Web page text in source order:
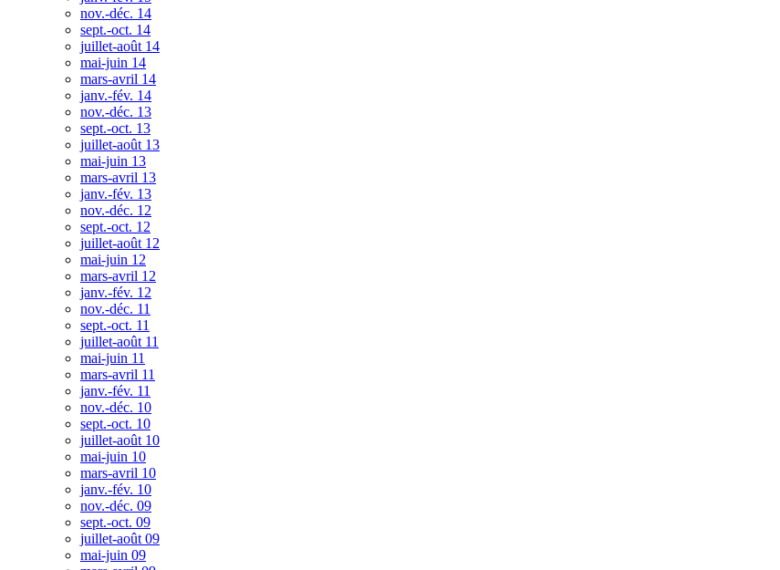
nov.-déc. 14
sept.-oct. 14
juillet-août 14
mai-juin 14
mars-avril 14
janv.-fév. 14
nov.-déc. 13
sept.-oct. 13
juillet-août 13
mai-juin 13
mars-avril 13
janv.-fév. 13
nov.-déc. 12
sept.-oct. 12
juillet-août 12
mai-juin 12
mars-avril 12
janv.-fév. 12
nov.-déc. 11
sept.-oct. 11
juillet-août 11
mai-juin 11
mars-avril 11
janv.-fév. 11
nov.-déc. 10
sept.-oct. 10
juillet-août 10
mai-juin 10
mars-avril 10
janv.-fév. 10
nov.-déc. 09
sept.-oct. 09
juillet-août 09
mai-juin 09